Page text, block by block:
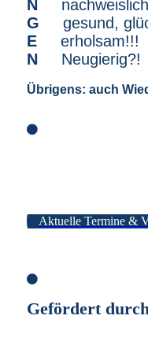
N
nachweislich
G
gesund,
E
erholsam!!!
N
Neugierig?!
Übrigens: auch
Aktuelle Termine &
Gefördert